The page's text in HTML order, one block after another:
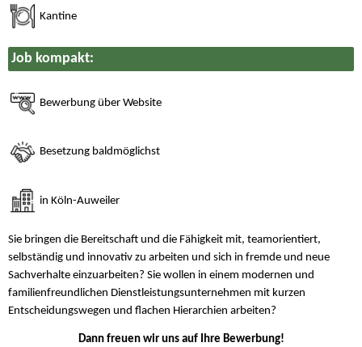
Kantine
Job kompakt:
Bewerbung über Website
Besetzung baldmöglichst
in Köln-Auweiler
Sie bringen die Bereitschaft und die Fähigkeit mit, teamorientiert,
selbständig und innovativ zu arbeiten und sich in fremde und neue
Sachverhalte einzuarbeiten? Sie wollen in einem modernen und
familienfreundlichen Dienstleistungsunternehmen mit kurzen
Entscheidungswegen und flachen Hierarchien arbeiten?
Dann freuen wir uns auf Ihre Bewerbung!